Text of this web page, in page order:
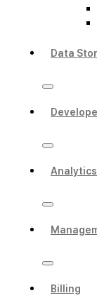
Data
Analytics
Billing